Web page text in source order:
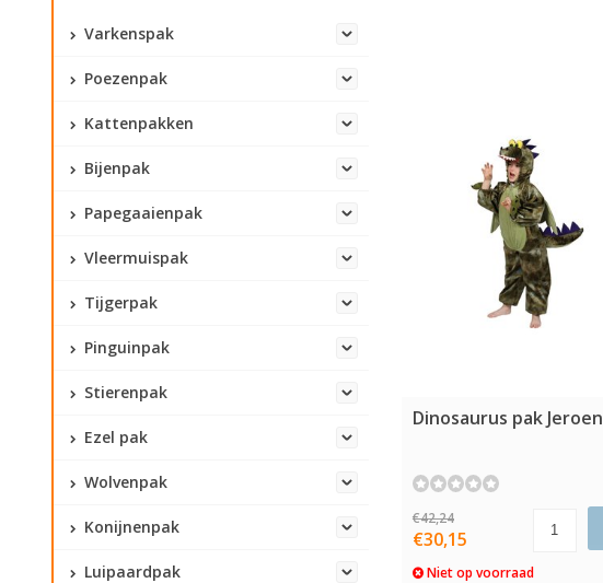
Varkenspak
Poezenpak
Kattenpakken
Bijenpak
Papegaaienpak
Vleermuispak
Tijgerpak
Pinguinpak
Stierenpak
Ezel pak
Wolvenpak
Konijnenpak
Luipaardpak
Dinosaurus pak Jeroen
€42,24
€30,15
Niet op voorraad